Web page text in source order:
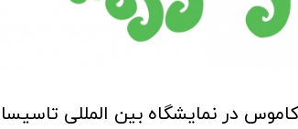
در نمایشگاه بین المللی